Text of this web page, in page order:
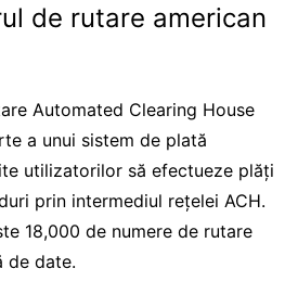
de rutare american
Automated Clearing House
a unui sistem de plată
utilizatorilor să efectueze plăți
prin intermediul rețelei ACH.
18,000 de numere de rutare
de date.